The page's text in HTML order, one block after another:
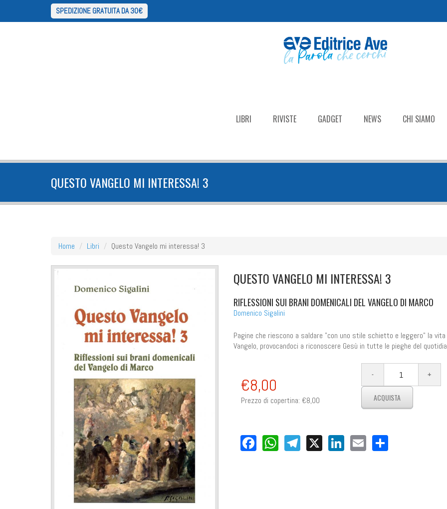
SPEDIZIONE GRATUITA DA 30€
LIBRI RIVISTE GADGET NEWS CHI SIAMO
QUESTO VANGELO MI INTERESSA! 3
Home Libri Questo Vangelo mi interessa! 3
QUESTO VANGELO MI INTERESSA! 3
RIFLESSIONI SUI BRANI DOMENICALI DEL VANGELO DI MARCO
Domenico Sigalini
Pagine che riescono a saldare "con uno stile schietto e leggero" la vita
Vangelo, provocandoci a riconoscere Gesù in tutte le pieghe del
€8,00
Prezzo di copertina: €8,00
Facebook
WhatsApp
Telegram
X LinkedIn
EmailShare